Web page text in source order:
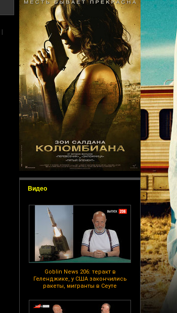
Видео
Goblin News 206: теракт в
Геленджике, у США закончились
ракеты, мигранты в Сеуте
|